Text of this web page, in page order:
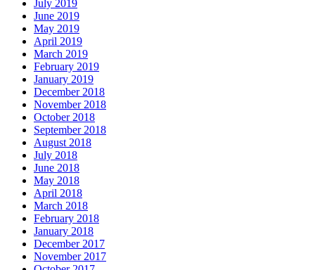
July 2019
June 2019
May 2019
April 2019
March 2019
February 2019
January 2019
December 2018
November 2018
October 2018
September 2018
August 2018
July 2018
June 2018
May 2018
April 2018
March 2018
February 2018
January 2018
December 2017
November 2017